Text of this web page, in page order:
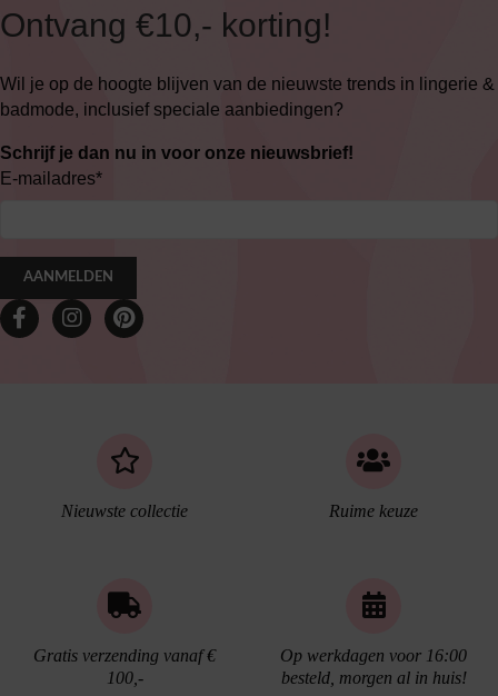
Ontvang €10,- korting!
Wil je op de hoogte blijven van de nieuwste trends in lingerie &
badmode, inclusief speciale aanbiedingen?
Schrijf je dan nu in voor onze nieuwsbrief!
E-mailadres*
AANMELDEN
Nieuwste collectie Ruime keuze
Gratis verzending vanaf €
100,-
Op werkdagen voor 16:00
besteld, morgen al in huis!